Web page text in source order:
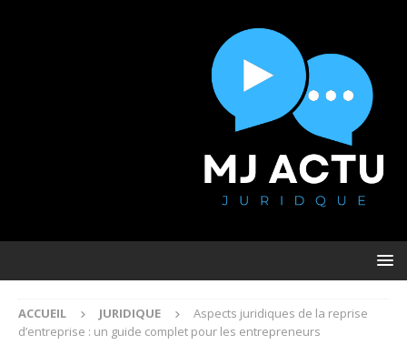
ACCUEIL JURIDIQUE
Aspects juridiques de la reprise
d’entreprise : un guide complet pour les entrepreneurs